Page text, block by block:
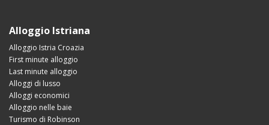
Alloggio Istriana
Alloggio Istria Croazia
First minute alloggio
Last minute alloggio
Alloggi di lusso
Alloggi economici
Alloggio nelle baie
Turismo di Robinson